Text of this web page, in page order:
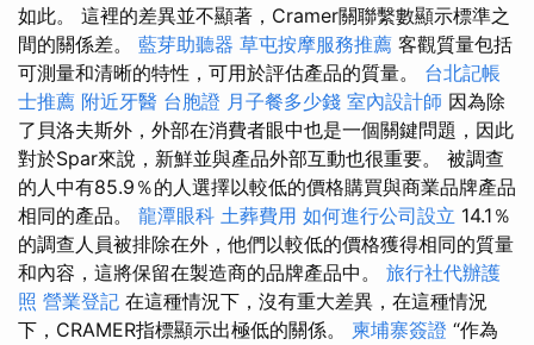
如此。 這裡的差異並不顯著，Cramer關聯繫數顯示標準之
間的關係差。 藍芽助聽器 草屯按摩服務推薦 客觀質量包括
可測量和清晰的特性，可用於評估產品的質量。 台北記帳
士推薦 附近牙醫 台胞證 月子餐多少錢 室內設計師 因為除
了貝洛夫斯外，外部在消費者眼中也是一個關鍵問題，因此
對於Spar來說，新鮮並與產品外部互動也很重要。 被調查
的人中有85.9％的人選擇以較低的價格購買與商業品牌產品
相同的產品。 龍潭眼科 土葬費用 如何進行公司設立 14.1％
的調查人員被排除在外，他​​們以較低的價格獲得相同的質量
和內容，這將保留在製造商的品牌產品中。 旅行社代辦護
照 營業登記 在這種情況下，沒有重大差異，在這種情況
下，CRAMER指標顯示出極低的關係。 柬埔寨簽證 “作為